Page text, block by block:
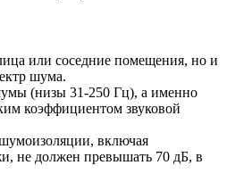
или соседние помещения, но и
шума.
(низы 31-250 Гц), а именно
коэффициентом звуковой
включая
не должен превышать 70 дБ, в